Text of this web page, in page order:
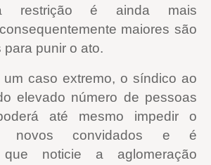
restrição é ainda mais
maiores são
para punir o ato.
um caso extremo, o síndico ao
elevado número de pessoas
até mesmo impedir o
novos convidados e é
que noticie a aglomeração